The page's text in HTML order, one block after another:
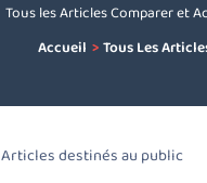
Tous les Articles Comparer et
Accueil
Tous Les
Articles destinés au public